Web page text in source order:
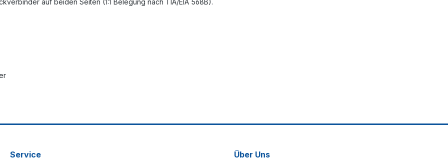
auf beiden Seiten (1:1 Belegung nach TIA/EIA 568B).
Service Über Uns